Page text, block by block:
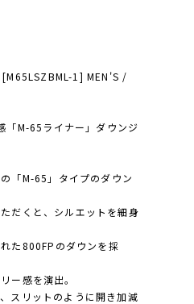
1] MEN'S /
「M-65ライナー」ダウンジ
「M-65」タイプのダウン
だくと、シルエットを細身
た800FPのダウンを採
ー感を演出。
スリットのように開き加減